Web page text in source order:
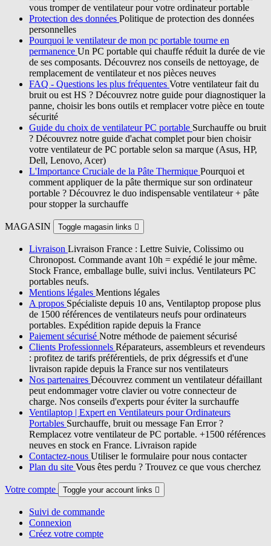
vous tromper de ventilateur pour votre ordinateur portable
Protection des données Politique de protection des données
personnelles
Pourquoi le ventilateur de mon pc portable tourne en
permanence Un PC portable qui chauffe réduit la durée de vie
de ses composants. Découvrez nos conseils de nettoyage, de
remplacement de ventilateur et nos pièces neuves
FAQ - Questions les plus fréquentes Votre ventilateur fait du
bruit ou est HS ? Découvrez notre guide pour diagnostiquer la
panne, choisir les bons outils et remplacer votre pièce en toute
sécurité
Guide du choix de ventilateur PC portable Surchauffe ou bruit
? Découvrez notre guide d'achat complet pour bien choisir
votre ventilateur de PC portable selon sa marque (Asus, HP,
Dell, Lenovo, Acer)
L'Importance Cruciale de la Pâte Thermique Pourquoi et
comment appliquer de la pâte thermique sur son ordinateur
portable ? Découvrez le duo indispensable ventilateur + pâte
pour stopper la surchauffe
MAGASIN Toggle magasin links 
Livraison Livraison France : Lettre Suivie, Colissimo ou
Chronopost. Commande avant 10h = expédié le jour même.
Stock France, emballage bulle, suivi inclus. Ventilateurs PC
portables neufs.
Mentions légales Mentions légales
A propos Spécialiste depuis 10 ans, Ventilaptop propose plus
de 1500 références de ventilateurs neufs pour ordinateurs
portables. Expédition rapide depuis la France
Paiement sécurisé Notre méthode de paiement sécurisé
Clients Professionnels Réparateurs, assembleurs et revendeurs
: profitez de tarifs préférentiels, de prix dégressifs et d'une
livraison rapide depuis la France sur nos ventilateurs
Nos partenaires Découvrez comment un ventilateur défaillant
peut endommager votre clavier ou votre connecteur de
charge. Nos conseils d'experts pour éviter la surchauffe
Ventilaptop | Expert en Ventilateurs pour Ordinateurs
Portables Surchauffe, bruit ou message Fan Error ?
Remplacez votre ventilateur de PC portable. +1500 références
neuves en stock en France. Livraison rapide
Contactez-nous Utiliser le formulaire pour nous contacter
Plan du site Vous êtes perdu ? Trouvez ce que vous cherchez
Votre compte Toggle your account links 
Suivi de commande
Connexion
Créez votre compte